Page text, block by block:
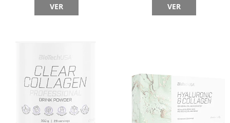
VER VER